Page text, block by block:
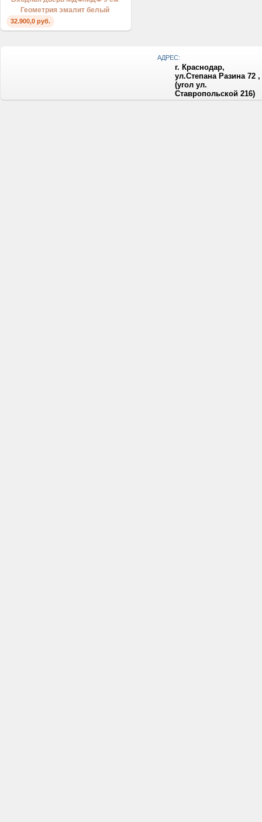
Геометрия эмалит белый
32.900,0 руб.
АДРЕС:
г. Краснодар,
ул.Степана Разина 72 ,
(угол ул.
Ставропольской 216)